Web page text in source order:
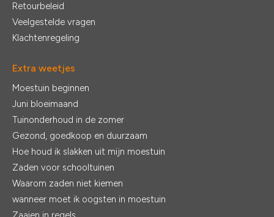
Retourbeleid
Veelgestelde vragen
Klachtenregeling
Extra weetjes
Moestuin beginnen
Juni bloeimaand
Tuinonderhoud in de zomer
Gezond, goedkoop en duurzaam
Hoe houd ik slakken uit mijn moestuin
Zaden voor schooltuinen
Waarom zaden niet kiemen
wanneer moet ik oogsten in moestuin